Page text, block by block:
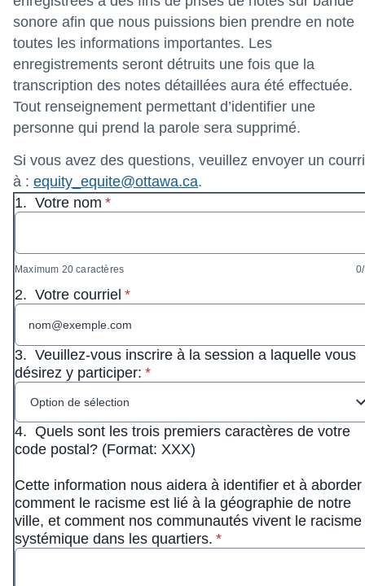
sonore afin que nous puissions bien prendre en note
toutes les informations importantes. Les
enregistrements seront détruits une fois que la
transcription des notes détaillées aura été effectuée.
Tout renseignement permettant d’identifier une
personne qui prend la parole sera supprimé.
Si vous avez des questions, veuillez envoyer un
à : equity_equite@ottawa.ca.
1. Votre nom * Obligatoire
*
Maximum 20 caractères
2. Votre courriel * Obligatoire
*
3. Veuillez-vous inscrire à la session a laquelle vous
désirez y participer: * Obligatoire
*
Option de sélection
4. Quels sont les trois premiers caractères de votre
code postal? (Format: XXX)
Cette information nous aidera à identifier et à aborder
comment le racisme est lié à la géographie de notre
ville, et comment nos communautés vivent le racisme
systémique dans les quartiers. * Obligatoire
*